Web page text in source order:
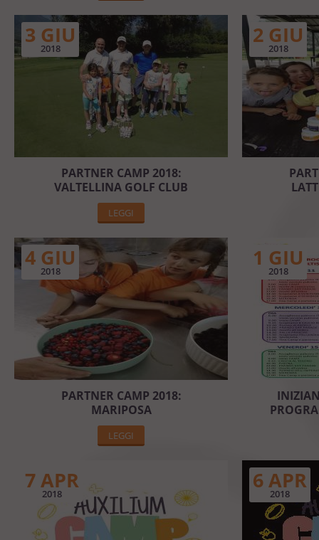
3 GIU
2018
PARTNER CAMP 2018:
VALTELLINA GOLF CLUB
LEGGI
2 GIU
2018
4 GIU
2018
PARTNER CAMP 2018:
MARIPOSA
LEGGI
1 GIU
2018
7 APR
2018
6 APR
2018